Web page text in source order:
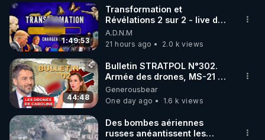
le code : REGENERE
1:49:53
Transformation et
Révélations 2 sur 2 - live du
07/08/26
A.D.N.M
21 hours ago
2.0 k views
44:48
Bulletin STRATPOL N°302.
Armée des drones, MS-21 en
série, missiles coréens.
07.08.2026.
Generousbear
One day ago
1.6 k views
Des bombes aériennes
russes anéantissent les